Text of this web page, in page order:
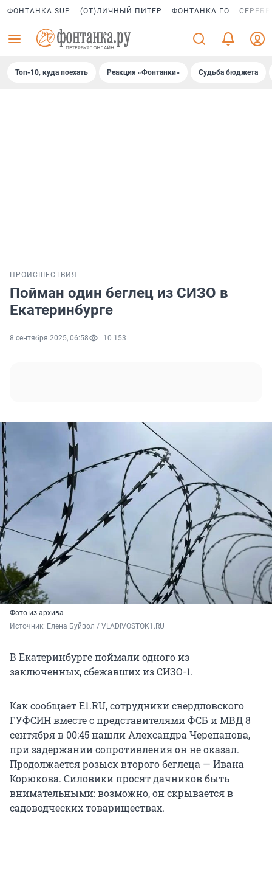
ФОНТАНКА SUP (ОТ)ЛИЧНЫЙ ПИТЕР ФОНТАНКА ГО
Топ-10, куда поехать Реакция «Фонтанки» Судьба бюджета
ПРОИСШЕСТВИЯ
Пойман один беглец из СИЗО в
Екатеринбурге
8 сентября 2025, 06:58 10 153
Фото из архива
Источник: Елена Буйвол / VLADIVOSTOK1.RU
В Екатеринбурге поймали одного из
заключенных, сбежавших из СИЗО-1.
Как сообщает E1.RU, сотрудники свердловского
ГУФСИН вместе с представителями ФСБ и МВД 8
сентября в 00:45 нашли Александра Черепанова,
при задержании сопротивления он не оказал.
Продолжается розыск второго беглеца — Ивана
Корюкова. Силовики просят дачников быть
внимательными: возможно, он скрывается в
садоводческих товариществах.